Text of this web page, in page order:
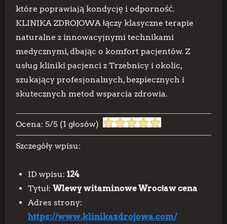
które poprawiają kondycję i odporność.
KLINIKA ZDROJOWA łączy klasyczne terapie
naturalne z innowacyjnymi technikami
medycznymi, dbając o komfort pacjentów. Z
usług kliniki pacjenci z Trzebnicy i okolic,
szukający profesjonalnych, bezpiecznych i
skutecznych metod wsparcia zdrowia.
Ocena: 5/5 (1 głosów)
Szczegóły wpisu:
ID wpisu: 124
Tytuł: Wlewy witaminowe Wrocław cena
Adres strony:
https://www.klinikazdrojowa.com/